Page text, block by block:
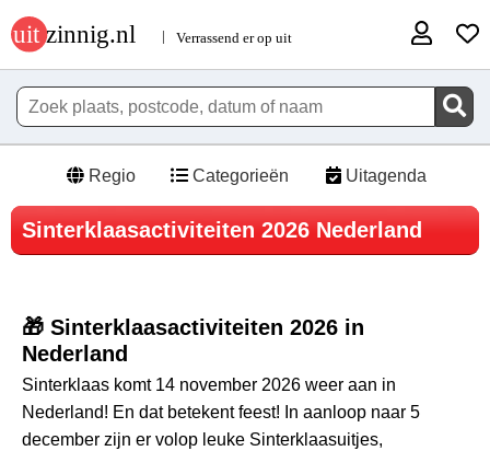
Regio Categorieën Uitagenda
Sinterklaasactiviteiten 2026 Nederland
🎁 Sinterklaasactiviteiten 2026 in
Nederland
Sinterklaas komt 14 november 2026 weer aan in
Nederland! En dat betekent feest! In aanloop naar 5
december zijn er volop leuke Sinterklaasuitjes,